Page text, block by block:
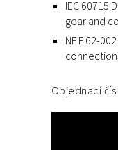
IEC 60715
gear and
NF F 62-
Objednací